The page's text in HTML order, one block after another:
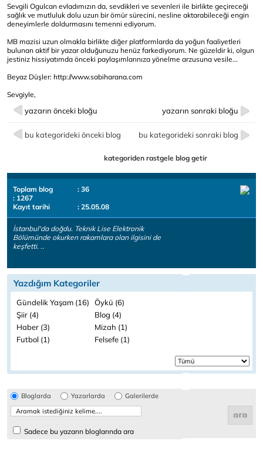
Sevgili Ogulcan evladımızın da, sevdikleri ve sevenleri ile birlikte geçireceği
sağlık ve mutluluk dolu uzun bir ömür sürecini, nesline aktarabileceği engin
deneyimlerle doldurmasını temenni ediyorum.
MB mazisi uzun olmakla birlikte diğer platformlarda da yoğun faaliyetleri
bulunan aktif bir yazar olduğunuzu henüz farkediyorum. Ne güzeldir ki, olgun
jestiniz hissiyatımda önceki paylaşımlarınıza yönelme arzusuna vesile...
Beyaz Düşler: http://www.sabiharana.com
Sevgiyle,
yazarın önceki bloğu yazarın sonraki bloğu
bu kategorideki önceki blog bu kategorideki sonraki blog
kategoriden rastgele blog getir
Toplam blog
: 36
: 1267
Kayıt tarihi
: 25.05.08
İstanbul'da doğdu. Teknik Lise Elektronik
Bölümünde okurken rakamlara olan ilgisini de
keşfetti. ..
Yazdığım Kategoriler
Gündelik Yaşam (16)
Öykü (6)
Şiir (4)
Blog (4)
Haber (3)
Mizah (1)
Futbol (1)
Felsefe (1)
Bloglarda Yazarlarda Galerilerde
Sadece bu yazarın bloglarında ara